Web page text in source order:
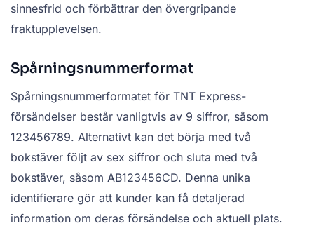
sinnesfrid och förbättrar den övergripande
fraktupplevelsen.
Spårningsnummerformat
Spårningsnummerformatet för TNT Express-
försändelser består vanligtvis av 9 siffror, såsom
123456789. Alternativt kan det börja med två
bokstäver följt av sex siffror och sluta med två
bokstäver, såsom AB123456CD. Denna unika
identifierare gör att kunder kan få detaljerad
information om deras försändelse och aktuell plats.